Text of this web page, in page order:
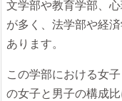
文学部や教育学部、
が多く、法学部や経
あります。
この学部における女
の女子と男子の構成比